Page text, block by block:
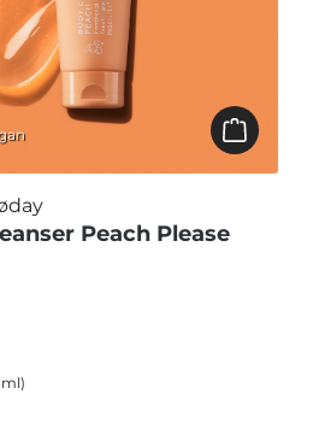
Peach Please
ml)